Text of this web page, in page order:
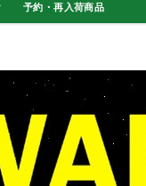
予約・再入荷商品